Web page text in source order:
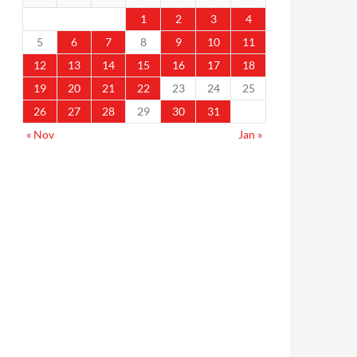
1
2 3
4
5
6 7 8 9 10
11
12
13 14 15 16 17
18
19
20 21 22 23 24
25
26
27 28 29 30
31
« Nov
Jan »